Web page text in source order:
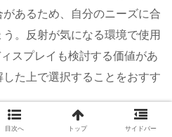
あるため、自分のニーズに合
。反射が気になる環境で使用
スプレイも検討する価値があ
た上で選択することをおすす
目次へ トップ サイドバー